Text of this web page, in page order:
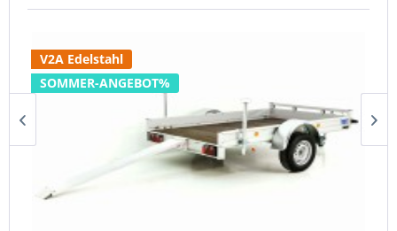
V2A Edelstahl
SOMMER-ANGEBOT%
Koch Motorradanhänger 150x250cm 750kg|Typ...